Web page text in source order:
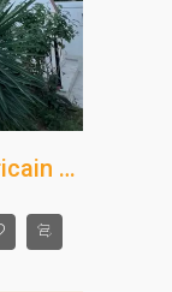
A Vendre Villa Style Américain – Sahloul, Sousse